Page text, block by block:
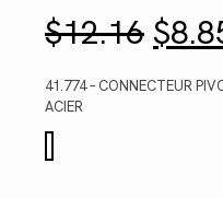
$12.16 Le
prix
$
41.774 – CONNECTEUR
ACIER
de